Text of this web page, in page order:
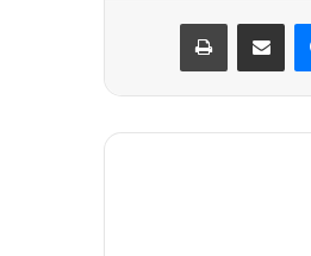
ماسنجر مشاركة عبر البريد طباعة